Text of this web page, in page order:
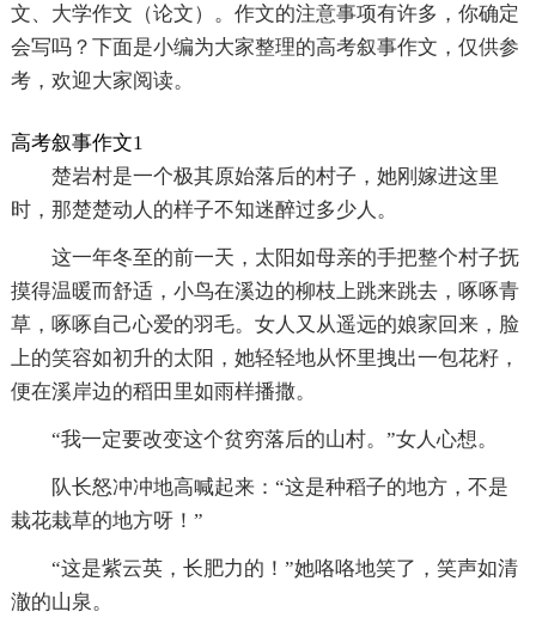
文、大学作文（论文）。作文的注意事项有许多，你确定
会写吗？下面是小编为大家整理的高考叙事作文，仅供参
考，欢迎大家阅读。
高考叙事作文1
楚岩村是一个极其原始落后的村子，她刚嫁进这里
时，那楚楚动人的样子不知迷醉过多少人。
这一年冬至的前一天，太阳如母亲的手把整个村子抚
摸得温暖而舒适，小鸟在溪边的柳枝上跳来跳去，啄啄青
草，啄啄自己心爱的羽毛。女人又从遥远的娘家回来，脸
上的笑容如初升的太阳，她轻轻地从怀里拽出一包花籽，
便在溪岸边的稻田里如雨样播撒。
“我一定要改变这个贫穷落后的山村。”女人心想。
队长怒冲冲地高喊起来：“这是种稻子的地方，不是
栽花栽草的地方呀！”
“这是紫云英，长肥力的！”她咯咯地笑了，笑声如清
澈的山泉。